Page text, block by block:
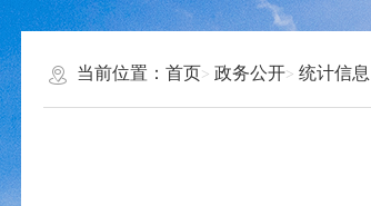
当前位置：首页 政务公开 统计信息